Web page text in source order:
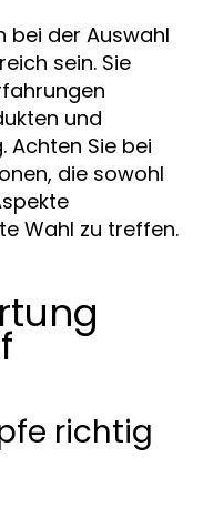
bei der Auswahl
sein. Sie
und
Achten Sie bei
die sowohl
Wahl zu treffen.
richtig